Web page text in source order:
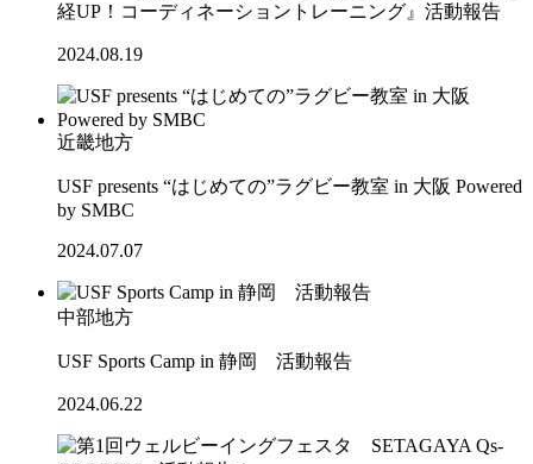
経UP！コーディネーショントレーニング』活動報告
2024.08.19
近畿地方
USF presents “はじめての”ラグビー教室 in 大阪 Powered
by SMBC
2024.07.07
中部地方
USF Sports Camp in 静岡 活動報告
2024.06.22